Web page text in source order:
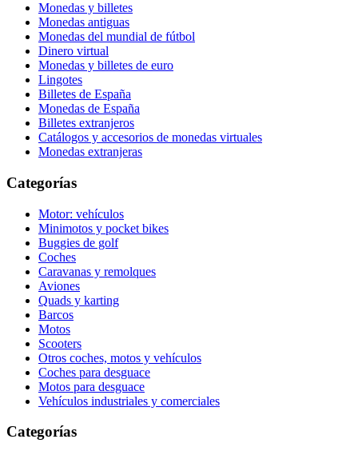
Monedas y billetes
Monedas antiguas
Monedas del mundial de fútbol
Dinero virtual
Monedas y billetes de euro
Lingotes
Billetes de España
Monedas de España
Billetes extranjeros
Catálogos y accesorios de monedas virtuales
Monedas extranjeras
Categorías
Motor: vehículos
Minimotos y pocket bikes
Buggies de golf
Coches
Caravanas y remolques
Aviones
Quads y karting
Barcos
Motos
Scooters
Otros coches, motos y vehículos
Coches para desguace
Motos para desguace
Vehículos industriales y comerciales
Categorías